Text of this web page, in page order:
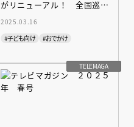
がリニューアル！ 全国巡回
スタート
2025.03.16
#子ども向け
#おでかけ
TELEMAGA